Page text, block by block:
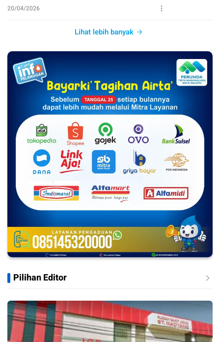
20/04/2026
Lihat lebih banyak
Pilihan Editor